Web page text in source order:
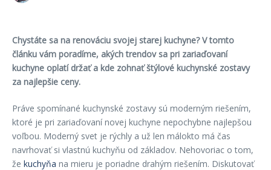
Chystáte sa na renováciu svojej starej kuchyne? V tomto
článku vám poradíme, akých trendov sa pri zariaďovaní
kuchyne oplatí držať a kde zohnať štýlové kuchynské zostavy
za najlepšie ceny.
Práve spomínané kuchynské zostavy sú moderným riešením,
ktoré je pri zariaďovaní novej kuchyne nepochybne najlepšou
voľbou. Moderný svet je rýchly a už len málokto má čas
navrhovať si vlastnú kuchyňu od základov. Nehovoriac o tom,
že kuchyňa na mieru je poriadne drahým riešením. Diskutovať